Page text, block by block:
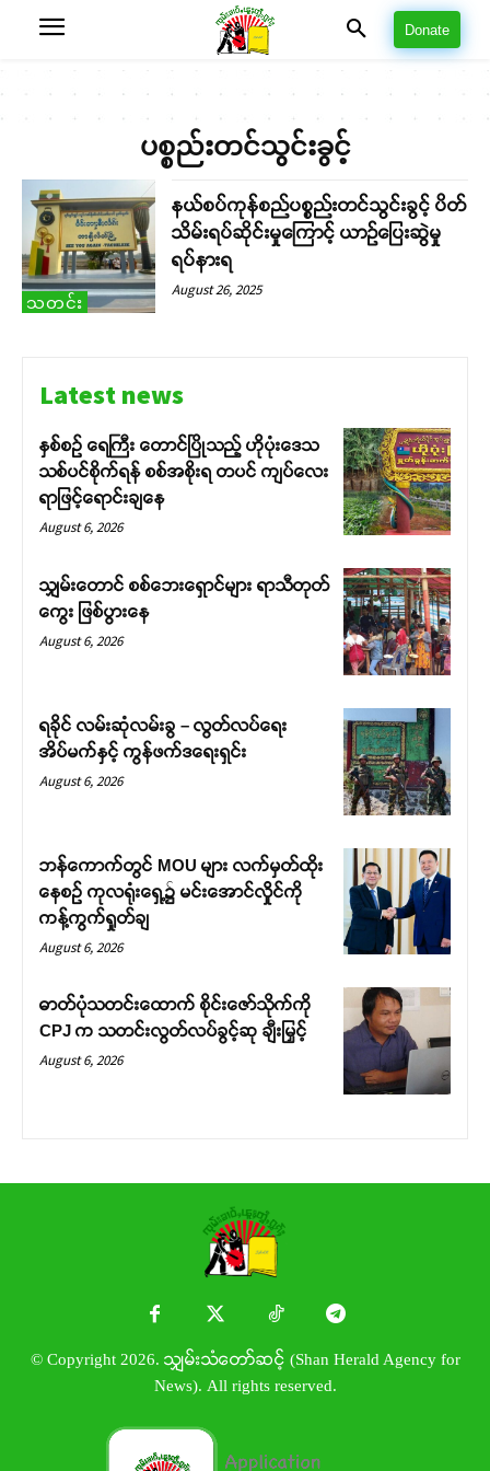
Donate
ပစ္စည်းတင်သွင်းခွင့်
သတင်း
နယ်စပ်ကုန်စည်ပစ္စည်းတင်သွင်းခွင့် ပိတ်
သိမ်းရပ်ဆိုင်းမှုကြောင့် ယာဉ်ပြေးဆွဲမှု
ရပ်နားရ
August 26, 2025
Latest news
နှစ်စဉ် ရေကြီး တောင်ပြိုသည့် ဟိုပုံးဒေသ
သစ်ပင်စိုက်ရန် စစ်အစိုးရ တပင် ကျပ်လေး
ရာဖြင့်ရောင်းချနေ
August 6, 2026
သျှမ်းတောင် စစ်ဘေးရှောင်များ ရာသီတုတ်
ကွေး ဖြစ်ပွားနေ
August 6, 2026
ရခိုင် လမ်းဆုံလမ်းခွ – လွတ်လပ်ရေး
အိပ်မက်နှင့် ကွန်ဖက်ဒရေးရှင်း
August 6, 2026
ဘန်ကောက်တွင် MOU များ လက်မှတ်ထိုး
နေစဉ် ကုလရုံးရှေ့၌ မင်းအောင်လှိုင်ကို
ကန့်ကွက်ရှုတ်ချ
August 6, 2026
ဓာတ်ပုံသတင်းထောက် စိုင်းဇော်သိုက်ကို
CPJ က သတင်းလွတ်လပ်ခွင့်ဆု ချီးမြှင့်
August 6, 2026
© Copyright 2026. သျှမ်းသံတော်ဆင့် (Shan Herald Agency for
News). All rights reserved.